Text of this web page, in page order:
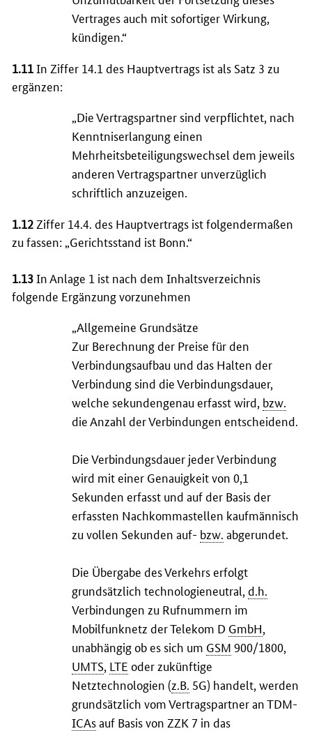
Vertrages auch mit sofortiger Wirkung,
kündigen.“
1.11 In Ziffer 14.1 des Hauptvertrags ist als Satz 3 zu
ergänzen:
„Die Vertragspartner sind verpflichtet, nach
Kenntniserlangung einen
Mehrheitsbeteiligungswechsel dem jeweils
anderen Vertragspartner unverzüglich
schriftlich anzuzeigen.
1.12 Ziffer 14.4. des Hauptvertrags ist folgendermaßen
zu fassen: „Gerichtsstand ist Bonn.“
1.13In Anlage 1 ist nach dem Inhaltsverzeichnis
folgende Ergänzung vorzunehmen
„Allgemeine Grundsätze
Zur Berechnung der Preise für den
Verbindungsaufbau und das Halten der
Verbindung sind die Verbindungsdauer,
welche sekundengenau erfasst wird, bzw.
die Anzahl der Verbindungen entscheidend.
Die Verbindungsdauer jeder Verbindung
wird mit einer Genauigkeit von 0,1
Sekunden erfasst und auf der Basis der
erfassten Nachkommastellen kaufmännisch
zu vollen Sekunden auf- bzw. abgerundet.
Die Übergabe des Verkehrs erfolgt
grundsätzlich technologieneutral, d.h.
Verbindungen zu Rufnummern im
Mobilfunknetz der Telekom D GmbH
unabhängig ob es sich um GSM 900/1800,
UMTS LTE oder zukünftige
Netztechnologien (z.B. 5G) handelt, werden
grundsätzlich vom Vertragspartner an TDM-
ICAsauf Basis von ZZK 7 in das